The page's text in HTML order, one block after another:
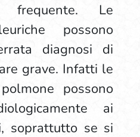
frequente. Le
possono
diagnosi di
grave. Infatti le
possono
ai
soprattutto se si